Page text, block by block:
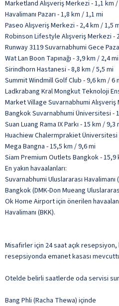
Marketland Alışveriş Merkezi - 1,1 km
Havalimanı Pazarı - 1,8 km / 1,1 mi
Paseo Alışveriş Merkezi - 2,4 km / 1,5
Robinson Lifestyle Alışveriş Merkezi -
Runway 3119 Suvarnabhumi Gece
Wat Lan Boon Tapınağı - 3,9 km / 2,4 mi
Sirindhorn Hastanesi - 8,8 km / 5,5 mi
Summit Windmill Golf Club - 9,6 km / 6
Ladkrabang Kral Mongkut Teknoloji
Market Village Suvarnabhumi
Bangkok Suvarnabhumi Üniversitesi -
Suan Luang Rama IX Parkı - 15 km / 9,3
Huachiew Chalermprakiet Üniversitesi
Mega Bangna - 15,5 km / 9,6 mi
Siam Premium Outlets Bangkok - 15,9
En yakın havaalanları:
Suvarnabhumi Uluslararası Havalimanı
Bangkok (DMK-Don Mueang
Ok Home Airport için önerilen
Havalimanı (BKK).
Misafirler için 24 saat açık
resepsiyonda emanet kasası
Otelde belirli saatlerde oda servisi
Bang Phli (Racha Thewa) içinde